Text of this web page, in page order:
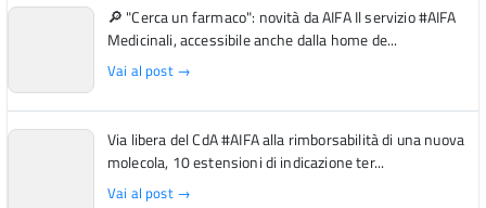
🔎 "Cerca un farmaco": novità da AIFA Il servizio #AIFA
Medicinali, accessibile anche dalla home de...
Vai al post →
Via libera del CdA #AIFA alla rimborsabilità di una nuova
molecola, 10 estensioni di indicazione ter...
Vai al post →